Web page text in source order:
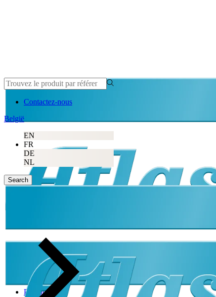
Contactez-nous
België
EN
FR
DE
NL
Search
Products